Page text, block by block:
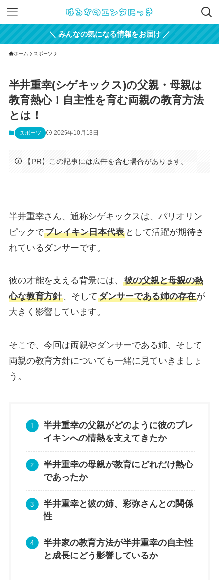
＼ みんなの気になる情報をお届け ／
ホーム スポーツ
半井重幸(シゲキックス)の父親・母親は
教育熱心！自主性を育む両親の教育方法
とは！
スポーツ 2025年10月13日
【PR】この記事には広告を含む場合があります。
半井重幸さん、通称シゲキックスは、パリオリン
ピックでブレイキン日本代表として活躍が期待さ
れているダンサーです。
彼の才能を支える背景には、 彼の父親と母親の熱
心な教育方針、そしてダンサーである姉の存在が
大きく影響しています。
そこで、今回は両親やダンサーである姉、そして
両親の教育方針についても一緒に見ていきましょ
う。
半井重幸の父親がどのように彼のブレ
イキンへの情熱を支えてきたか
半井重幸の母親が教育にどれだけ熱心
であったか
半井重幸と彼の姉、彩弥さんとの関係
性
半井家の教育方法が半井重幸の自主性
と成長にどう影響しているか